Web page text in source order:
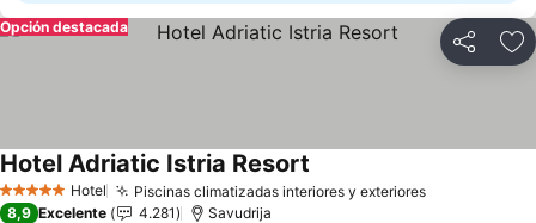
Compartir
Opción destacada
5 Estrellas Hotel Piscinas climatizadas interiores y exteriores
Hotel Adriatic Istria Resort
8,9 Excelente 4.281 Savudrija